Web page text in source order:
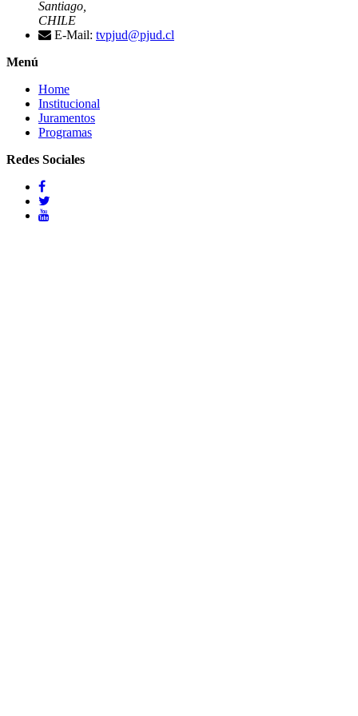
Santiago,
CHILE
E-Mail: tvpjud@pjud.cl
Menú
Home
Institucional
Juramentos
Programas
Redes Sociales